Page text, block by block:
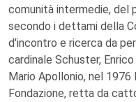
comunità intermedie, del
secondo i dettami della
d'incontro e ricerca da
cardinale Schuster,
Mario Apollonio, nel 1976
Fondazione, retta da